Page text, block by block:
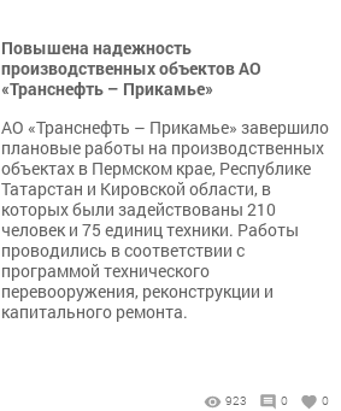
Повышена надежность
производственных объектов АО
«Транснефть – Прикамье»
АО «Транснефть – Прикамье» завершило
плановые работы на производственных
объектах в Пермском крае, Республике
Татарстан и Кировской области, в
которых были задействованы 210
человек и 75 единиц техники. Работы
проводились в соответствии с
программой технического
перевооружения, реконструкции и
капитального ремонта.
923 0 0